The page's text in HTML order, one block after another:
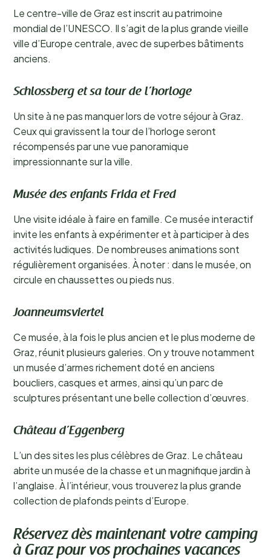
Le centre-ville de Graz est inscrit au patrimoine
mondial de l’UNESCO. Il s’agit de la plus grande vieille
ville d’Europe centrale, avec de superbes bâtiments
anciens.
Schlossberg et sa tour de l’horloge
Un site à ne pas manquer lors de votre séjour à Graz.
Ceux qui gravissent la tour de l’horloge seront
récompensés par une vue panoramique
impressionnante sur la ville.
Musée des enfants Frida et Fred
Une visite idéale à faire en famille. Ce musée interactif
invite les enfants à expérimenter et à participer à des
activités ludiques. De nombreuses animations sont
régulièrement organisées. À noter : dans le musée, on
circule en chaussettes ou pieds nus.
Joanneumsviertel
Ce musée, à la fois le plus ancien et le plus moderne de
Graz, réunit plusieurs galeries. On y trouve notamment
un musée d’armes richement doté en anciens
boucliers, casques et armes, ainsi qu’un parc de
sculptures présentant une belle collection d’œuvres.
Château d’Eggenberg
L’un des sites les plus célèbres de Graz. Le château
abrite un musée de la chasse et un magnifique jardin à
l’anglaise. À l’intérieur, vous trouverez la plus grande
collection de plafonds peints d’Europe.
Réservez dès maintenant votre camping
à Graz pour vos prochaines vacances